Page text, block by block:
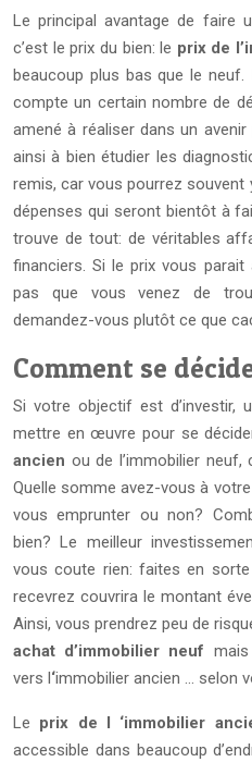
Le principal avantage de faire
c’est le prix du bien: le prix de
beaucoup plus bas que le
compte un certain nombre de
amené à réaliser dans un
ainsi à bien étudier les
remis, car vous pourrez
dépenses qui seront bientôt à
trouve de tout: de véritables
financiers. Si le prix vous
pas que vous venez de
demandez-vous plutôt ce que
Comment se
Si votre objectif est d’investir,
mettre en œuvre pour se
ancien ou de l’immobilier neuf,
Quelle somme avez-vous à
vous emprunter ou non?
bien? Le meilleur
vous coute rien: faites en
recevrez couvrira le montant
Ainsi, vous prendrez peu de
achat d’immobilier neuf
vers l‘immobilier ancien … selon
Le prix de l ‘immobilier
accessible dans beaucoup